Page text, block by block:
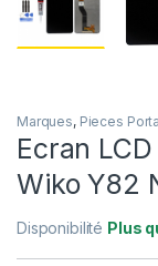
Marques, Pieces
Ecran
Wiko Y82
Disponibilité Plus